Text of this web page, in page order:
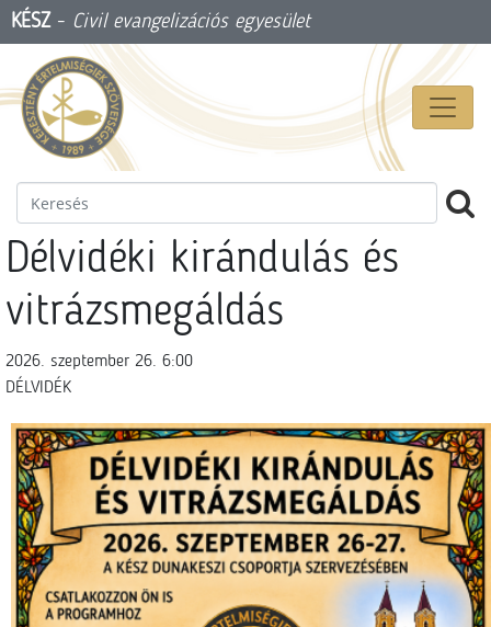
KÉSZ- Civil evangelizációs egyesület
Délvidéki kirándulás és
vitrázsmegáldás
2026. szeptember 26. 6:00
DÉLVIDÉK